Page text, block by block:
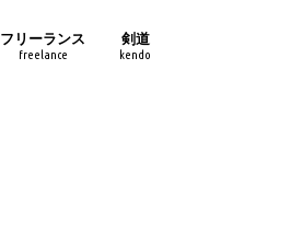
フリーランス
freelance
剣道
kendo